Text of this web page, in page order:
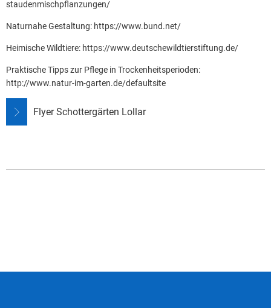
staudenmischpflanzungen/
Naturnahe Gestaltung: https://www.bund.net/
Heimische Wildtiere: https://www.deutschewildtierstiftung.de/
Praktische Tipps zur Pflege in Trockenheitsperioden:
http://www.natur-im-garten.de/defaultsite
Flyer Schottergärten Lollar